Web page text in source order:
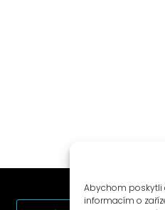
Abychom poskytli
informacím o